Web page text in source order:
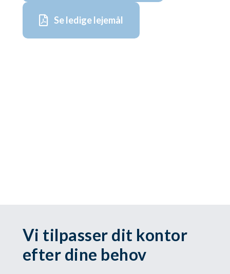
Se ledige lejemål
Vi tilpasser dit kontor
efter dine behov